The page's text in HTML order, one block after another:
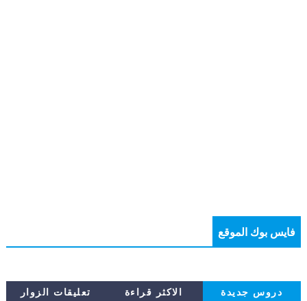
فايس بوك الموقع
دروس جديدة الاكثر قراءة تعليقات الزوار